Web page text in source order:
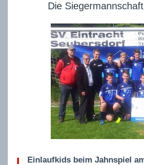
Die
Einlaufkids beim Jahnspiel